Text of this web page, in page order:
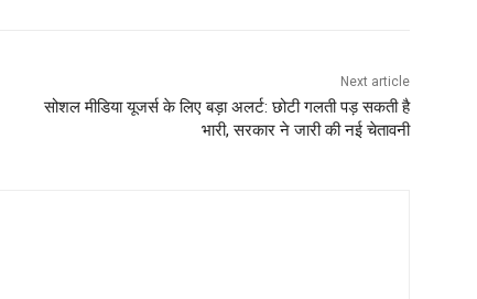
Next article
सोशल मीडिया यूजर्स के लिए बड़ा अलर्ट: छोटी गलती पड़ सकती है
भारी, सरकार ने जारी की नई चेतावनी